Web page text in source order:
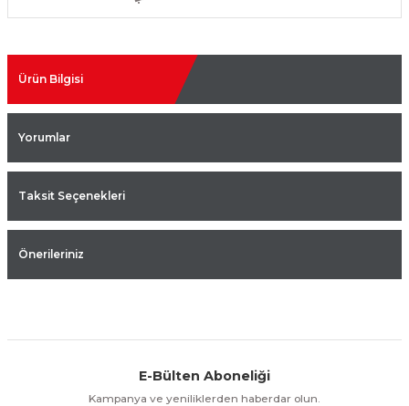
Ürün Bilgisi
Yorumlar
Taksit Seçenekleri
Önerileriniz
Kolay İade & Değişim Güvenli Alışveriş
E-Bülten Aboneliği
Kampanya ve yeniliklerden haberdar olun.